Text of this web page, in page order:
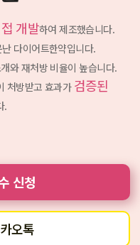
개발하여 제조했습니다.
다이어트한약입니다.
와 재처방 비율이 높습니다.
처방받고 효과가 검증된
.
신청
오톡